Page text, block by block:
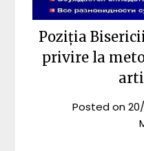
Poziția
privire la
Posted on